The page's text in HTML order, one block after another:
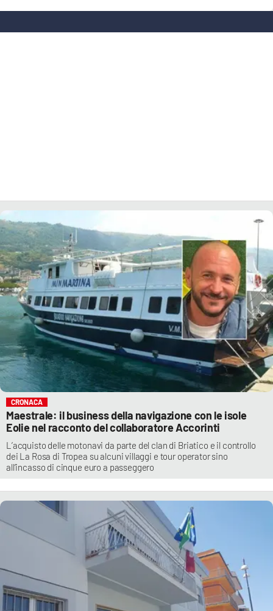
ANDROID
APPLE
CRONACA
Maestrale: il business della navigazione con le isole
Eolie nel racconto del collaboratore Accorinti
L’acquisto delle motonavi da parte del clan di Briatico e il controllo
dei La Rosa di Tropea su alcuni villaggi e tour operator sino
all’incasso di cinque euro a passeggero